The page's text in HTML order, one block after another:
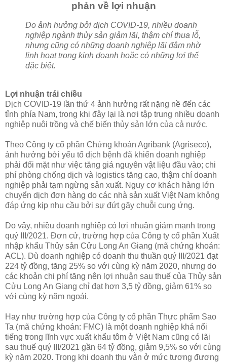
phản về lợi nhuận
Do ảnh hưởng bởi dịch COVID-19, nhiều doanh
nghiệp ngành thủy sản giảm lãi, thậm chí thua lỗ,
nhưng cũng có những doanh nghiệp lãi đậm nhờ
linh hoạt trong kinh doanh hoặc có những lợi thế
đặc biệt.
Lợi nhuận trái chiều
Dịch COVID-19 lần thứ 4 ảnh hưởng rất nặng nề đến các
tỉnh phía Nam, trong khi đây lại là nơi tập trung nhiều doanh
nghiệp nuôi trồng và chế biến thủy sản lớn của cả nước.
Theo Công ty cổ phần Chứng khoán Agribank (Agriseco),
ảnh hưởng bởi yếu tố dịch bệnh đã khiến doanh nghiệp
phải đối mặt như việc tăng giá nguyên vật liệu đầu vào; chi
phí phòng chống dịch và logistics tăng cao, thậm chí doanh
nghiệp phải tạm ngừng sản xuất. Nguy cơ khách hàng lớn
chuyển dịch đơn hàng do các nhà sản xuất Việt Nam không
đáp ứng kịp nhu cầu bởi sự đứt gãy chuỗi cung ứng.
Do vậy, nhiều doanh nghiệp có lợi nhuận giảm mạnh trong
quý III/2021. Đơn cử, trường hợp của Công ty cổ phần Xuất
nhập khẩu Thủy sản Cửu Long An Giang (mã chứng khoán:
ACL). Dù doanh nghiệp có doanh thu thuần quý III/2021 đạt
224 tỷ đồng, tăng 25% so với cùng kỳ năm 2020, nhưng do
các khoản chi phí tăng nên lợi nhuận sau thuế của Thủy sản
Cửu Long An Giang chỉ đạt hơn 3,5 tỷ đồng, giảm 61% so
với cùng kỳ năm ngoái.
Hay như trường hợp của Công ty cổ phần Thực phẩm Sao
Ta (mã chứng khoán: FMC) là một doanh nghiệp khá nổi
tiếng trong lĩnh vực xuất khẩu tôm ở Việt Nam cũng có lãi
sau thuế quý III/2021 gần 64 tỷ đồng, giảm 9,5% so với cùng
kỳ năm 2020. Trong khi doanh thu vẫn ở mức tương đương